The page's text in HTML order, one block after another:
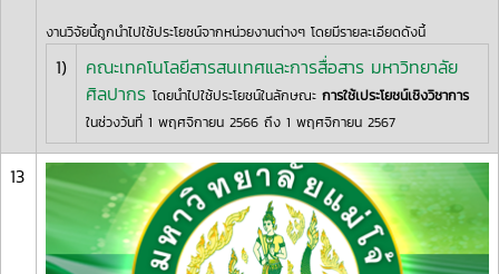
งานวิจัยนี้ถูกนำไปใช้ประโยชน์จากหน่วยงานต่างๆ โดยมีรายละเอียดดังนี้
1)
คณะเทคโนโลยีสารสนเทศและการสื่อสาร มหาวิทยาลัย
ศิลปากร โดยนำไปใช้ประโยชน์ในลักษณะ การใช้เประโยชน์เชิงวิชาการ
ในช่วงวันที่ 1 พฤศจิกายน 2566 ถึง 1 พฤศจิกายน 2567
13